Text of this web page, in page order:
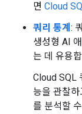
면 Cloud
쿼리 통계 :
생성형 AI
는 데 유용
Cloud SQL
능을 관찰
를 분석할